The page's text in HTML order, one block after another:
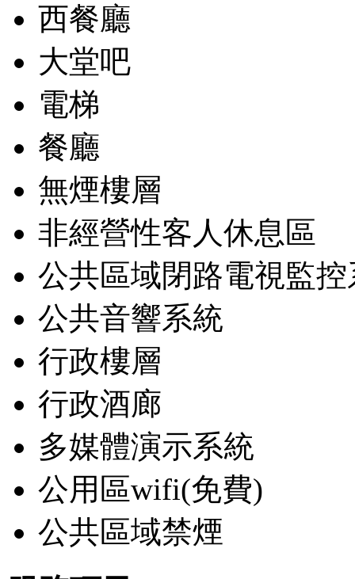
西餐廳
大堂吧
電梯
餐廳
無煙樓層
非經營性客人休息區
公共區域閉路電視監控
公共音響系統
行政樓層
行政酒廊
多媒體演示系統
公用區wifi(免費)
公共區域禁煙